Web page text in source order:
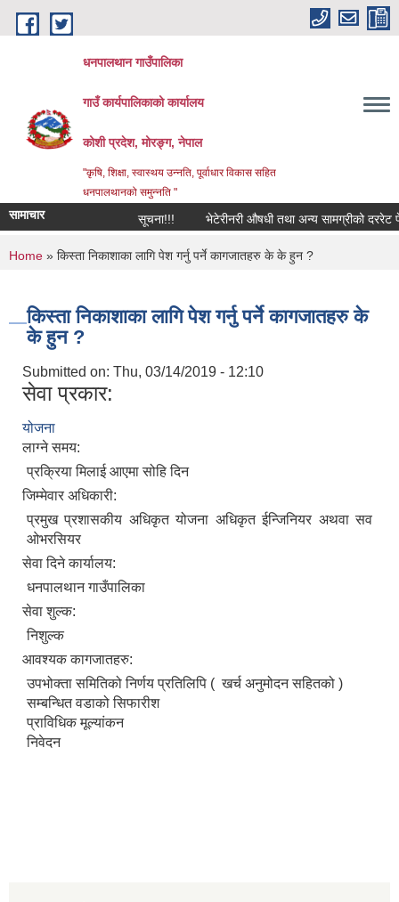
Skip to main content
धनपालथान गाउँपालिका
गाउँ कार्यपालिकाको कार्यालय
कोशी प्रदेश, मोरङ्ग, नेपाल
"कृषि, शिक्षा, स्वास्थय उन्नति, पूर्वाधार विकास सहित
धनपालथानको समुन्नति "
सामाचार सूचना!!! भेटेरीनरी औषधी तथा अन्य सामग्रीको दररेट
You are here
Home » किस्ता निकाशाका लागि पेश गर्नु पर्ने कागजातहरु के के हुन ?
किस्ता निकाशाका लागि पेश गर्नु पर्ने कागजातहरु के
के हुन ?
Submitted on: Thu, 03/14/2019 - 12:10
सेवा प्रकार:
योजना
लाग्ने समय:
प्रक्रिया मिलाई आएमा सोहि दिन
जिम्मेवार अधिकारी:
प्रमुख प्रशासकीय अधिकृत योजना अधिकृत ईन्जिनियर अथवा सव
ओभरसियर
सेवा दिने कार्यालय:
धनपालथान गाउँपालिका
सेवा शुल्क:
निशुल्क
आवश्यक कागजातहरु:
उपभोक्ता समितिको निर्णय प्रतिलिपि ( खर्च अनुमोदन सहितको )
सम्बन्धित वडाको सिफारीश
प्राविधिक मूल्यांकन
निवेदन